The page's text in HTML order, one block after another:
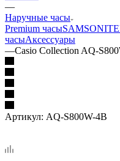
—
Наручные часы
Premium часыSAMSONITE
часыАксессуары
—Casio Collection AQ-
Артикул: AQ-S800W-4B